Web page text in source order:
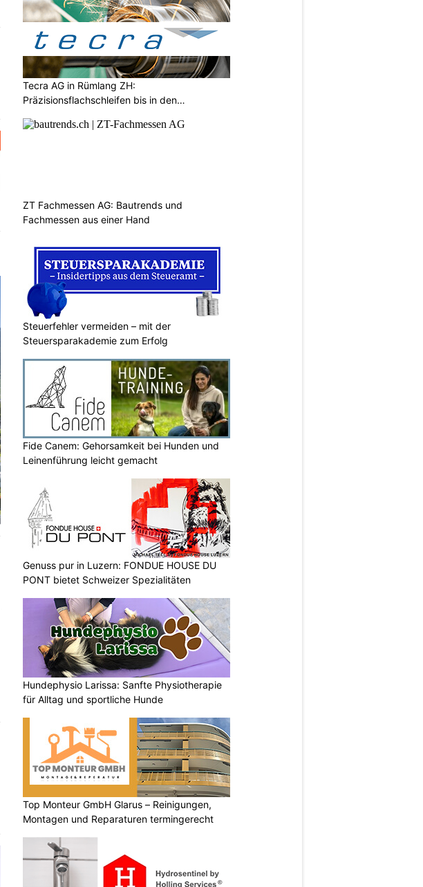
Tecra AG in Rümlang ZH:
Präzisionsflachschleifen bis in den
ZT Fachmessen AG: Bautrends und
Fachmessen aus einer Hand
Steuerfehler vermeiden – mit der
Steuersparakademie zum Erfolg
Fide Canem: Gehorsamkeit bei Hunden und
Leinenführung leicht gemacht
Genuss pur in Luzern: FONDUE HOUSE DU
PONT bietet Schweizer Spezialitäten
Hundephysio Larissa: Sanfte Physiotherapie
für Alltag und sportliche Hunde
Top Monteur GmbH Glarus – Reinigungen,
Montagen und Reparaturen termingerecht